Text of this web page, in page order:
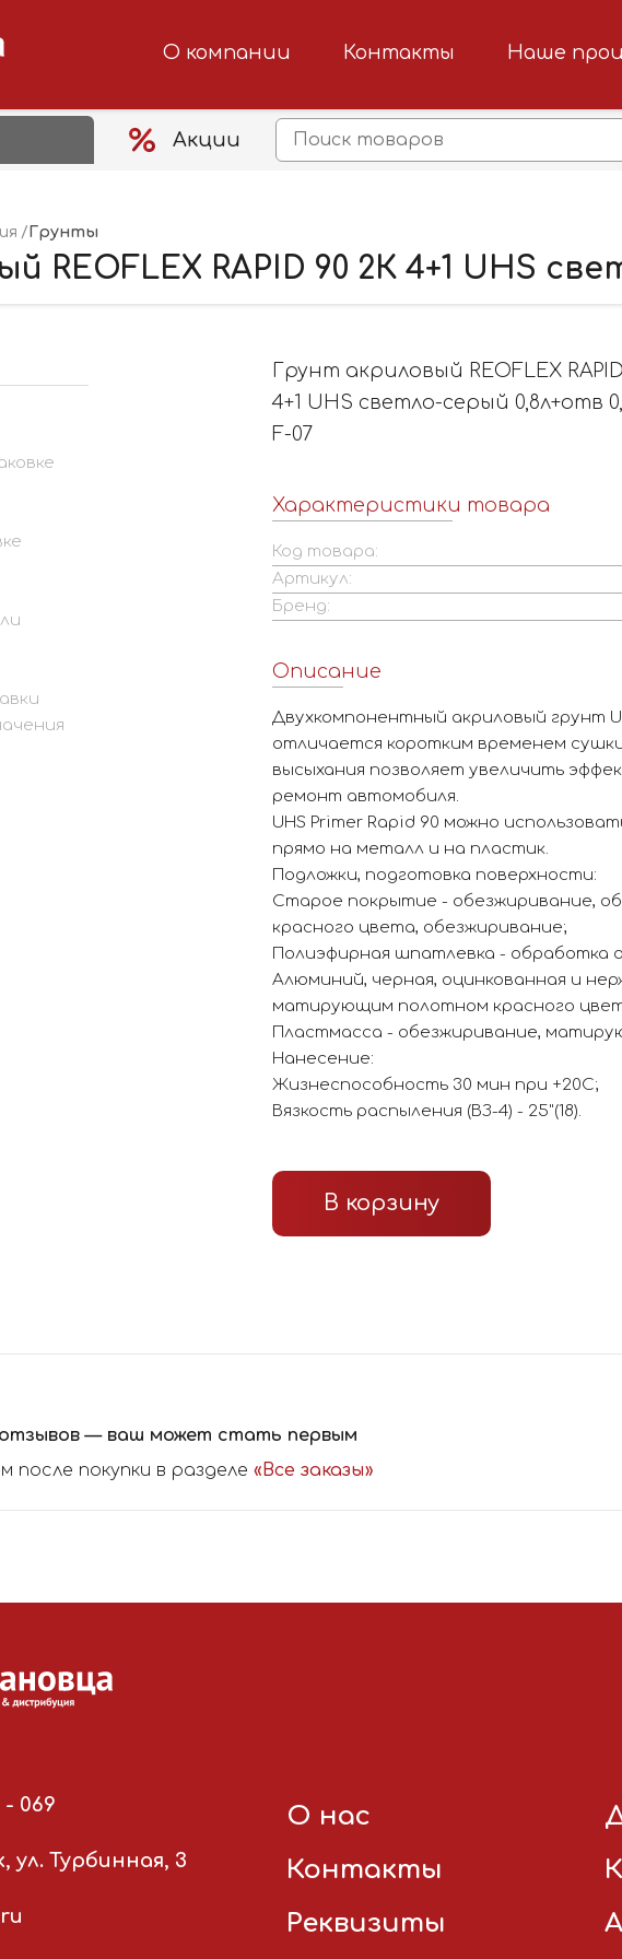
О компании Контакты Наше
Акции
Грунты
REOFLEX RAPID 90 2К 4+1 UHS
Грунт акриловый REOFLEX
4+1 UHS светло-серый 0,8л+отв
F-07
Характеристики товара
Код товара:
Артикул:
Бренд:
Описание
Двухкомпонентный акриловый грунт
отличается коротким временем
высыхания позволяет увеличить
ремонт автомобиля.
UHS Primer Rapid 90 можно
прямо на металл и на пластик.
Подложки, подготовка поверхности:
Старое покрытие - обезжиривание,
красного цвета, обезжиривание;
Полиэфирная шпатлевка - обработка
Алюминий, черная, оцинкованная и
матирующим полотном красного
Пластмасса - обезжиривание,
Нанесение:
Жизнеспособность 30 мин при +20С;
Вязкость распыления (ВЗ-4) - 25"(18).
В корзину
— ваш может стать первым
после покупки в разделе «Все заказы»
- 069
ул. Турбинная, 3
О нас
Контакты
Реквизиты